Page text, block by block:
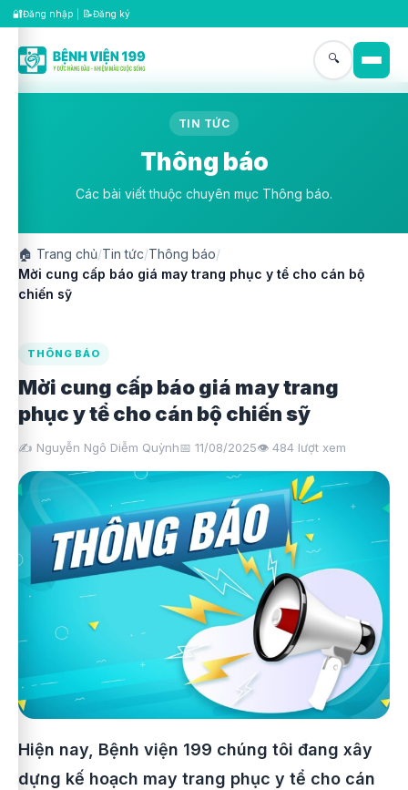
🔐Đăng nhập 📝Đăng ký
🔍
TIN TỨC
Thông báo
Các bài viết thuộc chuyên mục Thông báo.
🏠 Trang chủ/Tin tức/Thông báo/
Mời cung cấp báo giá may trang phục y tể cho cán bộ
chiến sỹ
THÔNG BÁO
Mời cung cấp báo giá may trang
phục y tể cho cán bộ chiến sỹ
✍️ Nguyễn Ngô Diễm Quỳnh📅 11/08/2025👁️ 484 lượt xem
Hiện nay, Bệnh viện 199 chúng tôi đang xây
dựng kế hoạch may trang phục y tể cho cán